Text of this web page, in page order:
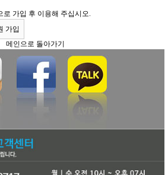
로 가입 후 이용해 주십시오.
가입
메인으로 돌아가기